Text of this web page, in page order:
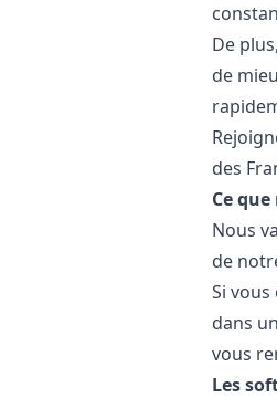
De
de
des
Ce
Nous
de
Si
dans
vous
Les